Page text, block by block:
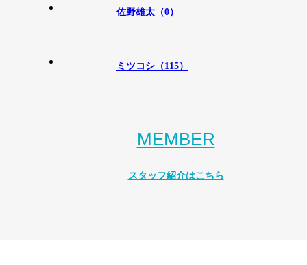
佐野雄太（0）
ミツコシ（115）
MEMBER
スタッフ紹介はこちら